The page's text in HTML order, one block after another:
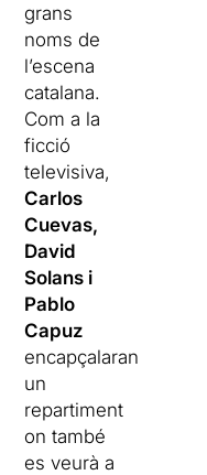
grans
noms de
l’escena
catalana.
Com a la
ficció
televisiva,
Carlos
Cuevas,
David
Solans i
Pablo
Capuz
encapçalaran
un
repartiment
on també
es veurà a